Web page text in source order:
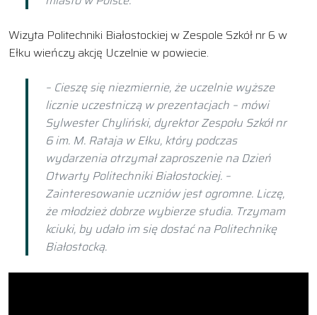
Wizyta Politechniki Białostockiej w Zespole Szkół nr 6 w
Ełku wieńczy akcję Uczelnie w powiecie.
– Cieszę się niezmiernie, że uczelnie wyższe
licznie uczestniczą w prezentacjach – mówi
Sylwester Chyliński, dyrektor Zespołu Szkół nr
6 im. M. Rataja w Ełku, który podczas
wydarzenia otrzymał zaproszenie na Dzień
Otwarty Politechniki Białostockiej. –
Zainteresowanie uczniów jest ogromne. Liczę,
że młodzież dobrze wybierze studia. Trzymam
kciuki, by udało im się dostać na Politechnikę
Białostocką.